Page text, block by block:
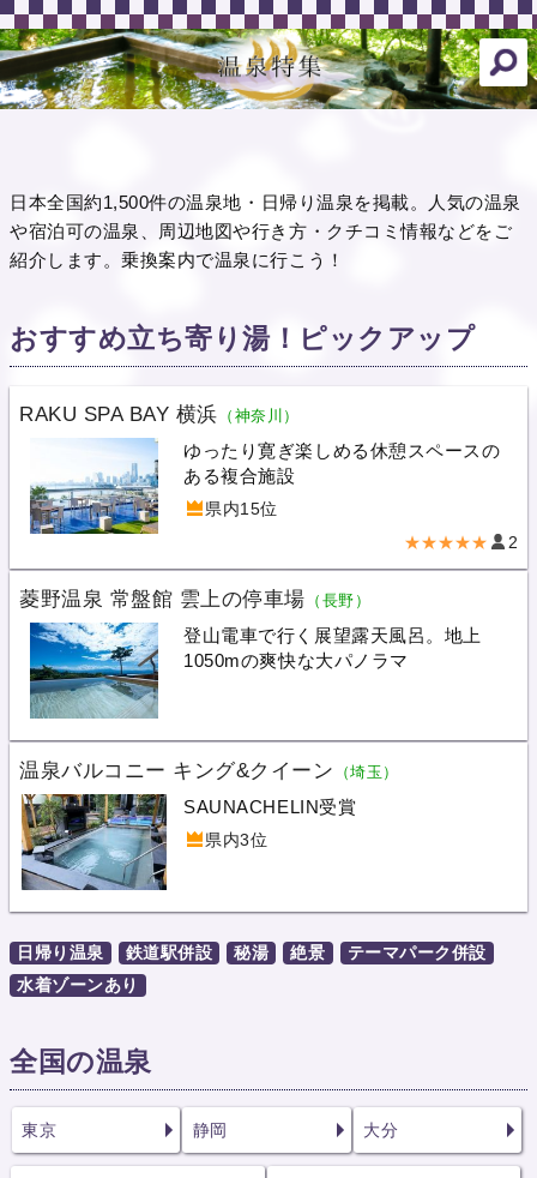
日本全国約1,500件の温泉地・日帰り温泉を掲載。人気の温泉
や宿泊可の温泉、周辺地図や行き方・クチコミ情報などをご
紹介します。乗換案内で温泉に行こう！
おすすめ立ち寄り湯！ピックアップ
RAKU SPA BAY 横浜 （神奈川）
ゆったり寛ぎ楽しめる休憩スペースの
ある複合施設
県内15位
★★★★★ 2
菱野温泉 常盤館 雲上の停車場 （長野）
登山電車で行く展望露天風呂。地上
1050mの爽快な大パノラマ
温泉バルコニー キング&クイーン （埼玉）
SAUNACHELIN受賞
県内3位
日帰り温泉 鉄道駅併設 秘湯 絶景
テーマパーク併設
水着ゾーンあり
全国の温泉
東京 静岡 大分